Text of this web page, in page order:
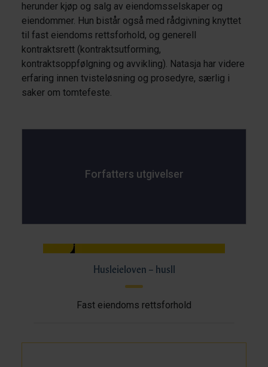
herunder kjøp og salg av eiendomsselskaper og
eiendommer. Hun bistår også med rådgivning knyttet
til fast eiendoms rettsforhold, og generell
kontraktsrett (kontraktsutforming,
kontraktsoppfølgning og avvikling). Natasja har videre
erfaring innen tvisteløsning og prosedyre, særlig i
saker om tomtefeste.
Forfatters utgivelser
Husleieloven – husll
Fast eiendoms rettsforhold